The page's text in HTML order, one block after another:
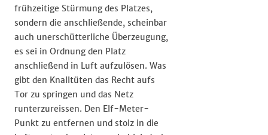
frühzeitige Stürmung des Platzes,
sondern die anschließende, scheinbar
auch unerschütterliche Überzeugung,
es sei in Ordnung den Platz
anschließend in Luft aufzulösen. Was
gibt den Knalltüten das Recht aufs
Tor zu springen und das Netz
runterzureissen. Den Elf-Meter-
Punkt zu entfernen und stolz in die